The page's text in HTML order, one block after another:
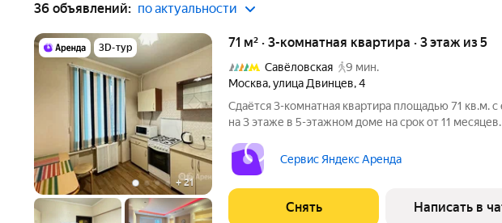
36 объявлений: по актуальности
3D-тур
+21
71 м² · 3-комнатная квартира · 3 этаж из 5
Савёловская
9 мин.
Москва,улица Двинцев,4
Сдаётся 3-комнатная квартира площадью 71 кв.м.
на 3 этаже в 5-этажном доме на срок от 11
Микроволновка Дом - кирпичный, окна выходят во
улицу. Во дворе
Сервис Яндекс Аренда
Снять Написать в